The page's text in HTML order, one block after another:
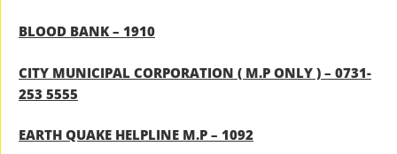
BLOOD BANK – 1910
CITY MUNICIPAL CORPORATION ( M.P ONLY ) – 0731-
253 5555
EARTH QUAKE HELPLINE M.P – 1092